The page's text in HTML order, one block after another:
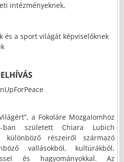
intézményeknek,
és a sport világát képviselőknek
a Fokoláre Mozgalomhoz
ban született Chiara Lubich
részeiről származó
vallásokból, kultúrákból,
és hagyományokkal. Az